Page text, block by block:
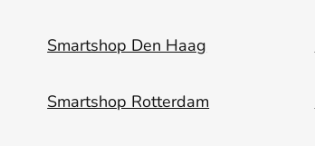
Smartshop Den Haag
Smartshop Rotterdam